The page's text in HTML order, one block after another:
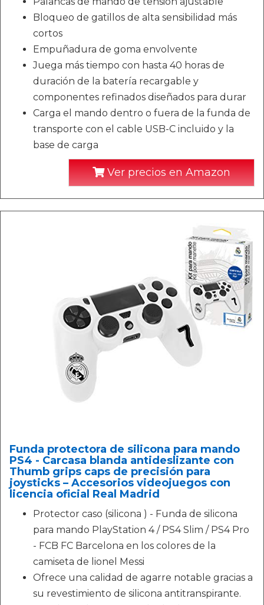
Bloqueo de gatillos de alta sensibilidad más
cortos
Empuñadura de goma envolvente
Juega más tiempo con hasta 40 horas de
duración de la batería recargable y
componentes refinados diseñados para durar
Carga el mando dentro o fuera de la funda de
transporte con el cable USB-C incluido y la
base de carga
Ver precios en Amazon
Funda protectora de silicona para mando
PS4 - Carcasa blanda antideslizante con
Thumb grips caps de precisión para
joysticks – Accesorios videojuegos con
licencia oficial Real Madrid
Protector caso (silicona ) - Funda de silicona
para mando PlayStation 4 / PS4 Slim / PS4 Pro
- FCB FC Barcelona en los colores de la
camiseta de lionel Messi
Ofrece una calidad de agarre notable gracias a
su revestimiento de silicona antitranspirante.